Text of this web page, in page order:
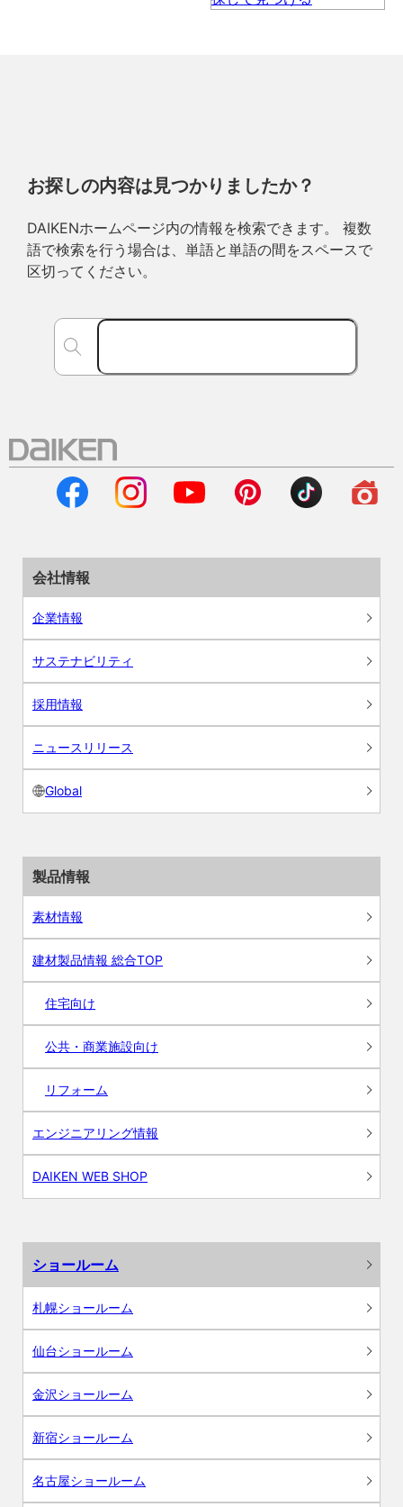
お探しの内容は見つかりましたか？
DAIKENホームページ内の情報を検索できます。 複数
語で検索を行う場合は、単語と単語の間をスペースで
区切ってください。
会社情報
企業情報
サステナビリティ
採用情報
ニュースリリース
Global
製品情報
素材情報
建材製品情報 総合TOP
住宅向け
公共・商業施設向け
リフォーム
エンジニアリング情報
DAIKEN WEB SHOP
ショールーム
札幌ショールーム
仙台ショールーム
金沢ショールーム
新宿ショールーム
名古屋ショールーム